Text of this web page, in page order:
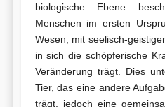
biologische Ebene
Menschen im ersten
Wesen, mit seelisch-
in sich die schöpferische
Veränderung trägt. Dies
Tier, das eine andere
trägt, jedoch eine